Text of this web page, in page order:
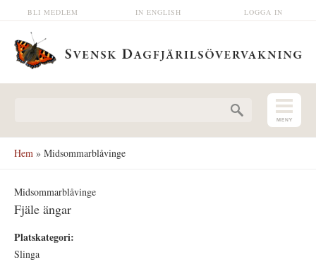
Hoppa till huvudinnehåll LOGGA IN
IN ENGLISH
BLI MEDLEM
Hem » Midsommarblåvinge
Midsommarblåvinge
Fjäle ängar
Platskategori:
Slinga